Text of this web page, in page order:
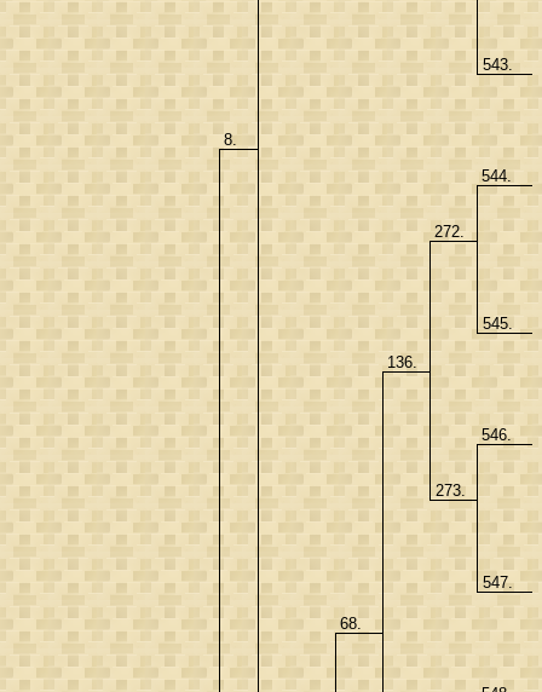
8.
543.
68.
136.
272.
544.
545.
273.
546.
547.